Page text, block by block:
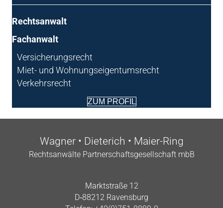
Rechts­an­walt
Fach­an­walt
Ver­si­che­rungs­recht
Miet- und Wohnungseigentumsrecht
Verkehrsrecht
ZUM PRO­FIL
Wag­ner • Die­te­rich • Maier-Ring
Rechts­an­wäl­te Part­ner­schafts­ge­sell­schaft mbB
Markt­stra­ße 12
D‑88212 Ravensburg